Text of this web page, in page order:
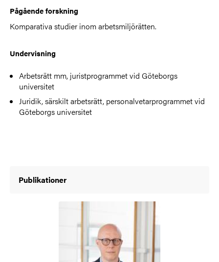
Pågående forskning
Komparativa studier inom arbetsmiljörätten.
Undervisning
Arbetsrätt mm, juristprogrammet vid Göteborgs
universitet
Juridik, särskilt arbetsrätt, personalvetarprogrammet vid
Göteborgs universitet
Publikationer